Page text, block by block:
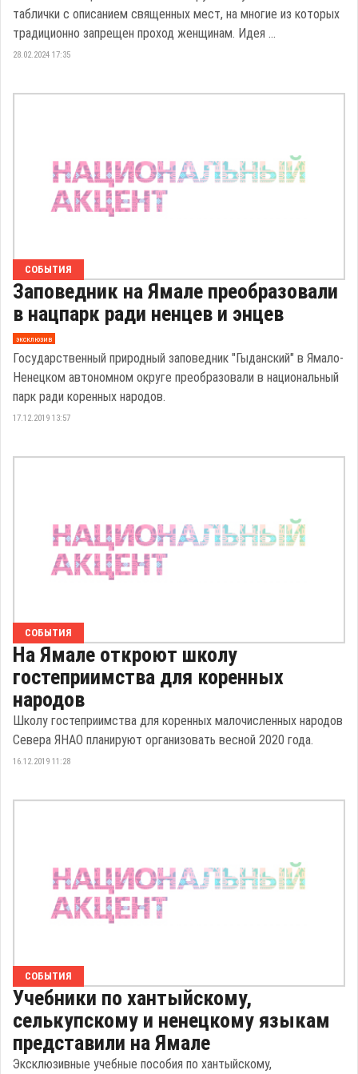
таблички с описанием священных мест, на многие из которых
традиционно запрещен проход женщинам. Идея ...
28.02.2024 17:35
СОБЫТИЯ
Заповедник на Ямале преобразовали
в нацпарк ради ненцев и энцев
эксклюзив
Государственный природный заповедник "Гыданский" в Ямало-
Ненецком автономном округе преобразовали в национальный
парк ради коренных народов.
17.12.2019 13:57
СОБЫТИЯ
На Ямале откроют школу
гостеприимства для коренных
народов
Школу гостеприимства для коренных малочисленных народов
Севера ЯНАО планируют организовать весной 2020 года.
16.12.2019 11:28
СОБЫТИЯ
Учебники по хантыйскому,
селькупскому и ненецкому языкам
представили на Ямале
Эксклюзивные учебные пособия по хантыйскому,